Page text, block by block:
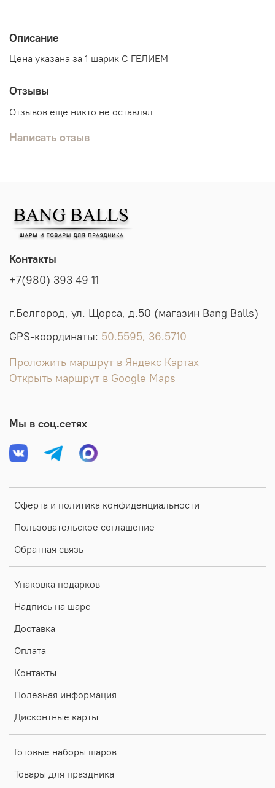
Описание
Цена указана за 1 шарик С ГЕЛИЕМ
Отзывы
Отзывов еще никто не оставлял
Написать отзыв
Оферта и политика конфиденциальности
Пользовательское соглашение
Обратная связь
Упаковка подарков
Надпись на шаре
Доставка
Оплата
Контакты
Полезная информация
Дисконтные карты
Готовые наборы шаров
Товары для праздника
Контакты
+7(980) 393 49 11
г.Белгород, ул. Щорса, д.50 (магазин Bang Balls)
GPS-координаты: 50.5595, 36.5710
Проложить маршрут в Яндекс Картах
Открыть маршрут в Google Maps
Мы в соц.сетях